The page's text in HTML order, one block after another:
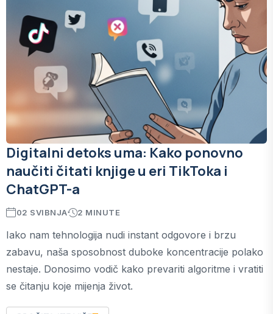
Digitalni detoks uma: Kako ponovno
naučiti čitati knjige u eri TikToka i
ChatGPT-a
02 SVIBNJA 2 MINUTE
Iako nam tehnologija nudi instant odgovore i brzu
zabavu, naša sposobnost duboke koncentracije polako
nestaje. Donosimo vodič kako prevariti algoritme i vratiti
se čitanju koje mijenja život.